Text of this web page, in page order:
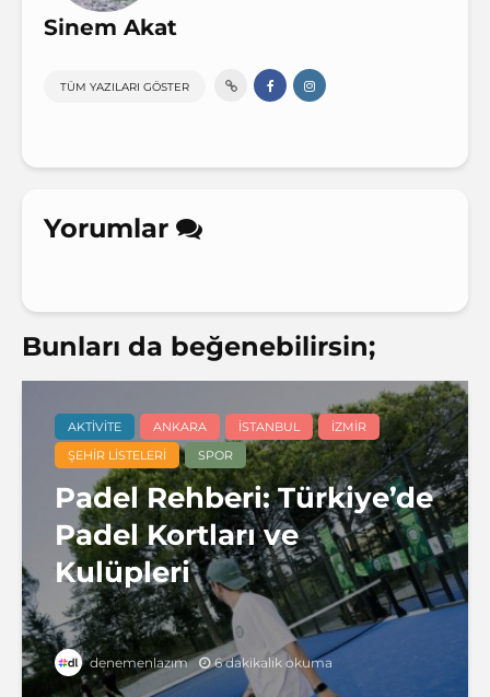
Sinem Akat
TÜM YAZILARI GÖSTER
Yorumlar
Bunları da beğenebilirsin;
AKTIVITE ANKARA İSTANBUL
İZMIR
ŞEHIR LISTELERI
SPOR
Padel Rehberi: Türkiye’de
Padel Kortları ve
Kulüpleri
denemenlazım 6 dakikalık okuma